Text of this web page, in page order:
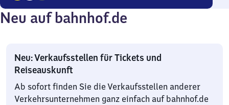
10
Angebote
Neu auf bahnhof.de
Neu: Verkaufsstellen für Tickets und
Reiseauskunft
Ab sofort finden Sie die Verkaufsstellen anderer
Verkehrsunternehmen ganz einfach auf bahnhof.de